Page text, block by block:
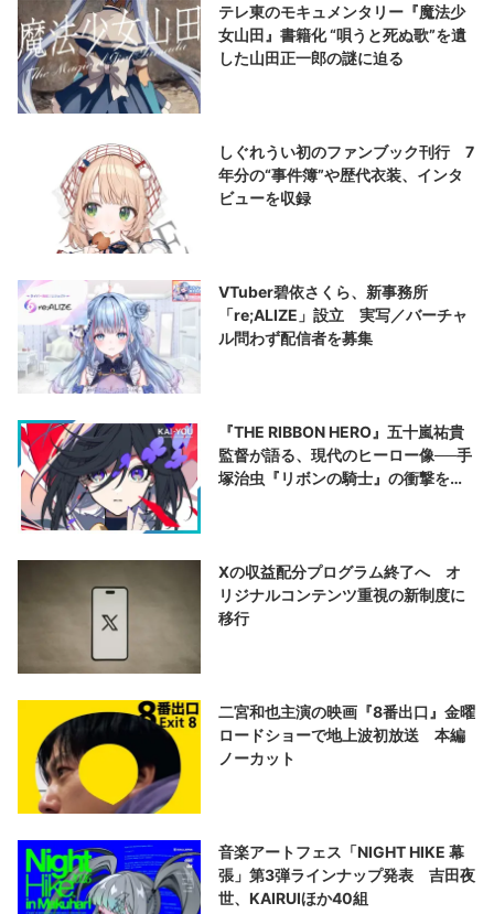
テレ東のモキュメンタリー『魔法少
女山田』書籍化 “唄うと死ぬ歌”を遺
した山田正一郎の謎に迫る
しぐれうい初のファンブック刊行 7
年分の“事件簿”や歴代衣装、インタ
ビューを収録
VTuber碧依さくら、新事務所
「re;ALIZE」設立 実写／バーチャ
ル問わず配信者を募集
『THE RIBBON HERO』五十嵐祐貴
監督が語る、現代のヒーロー像──手
塚治虫『リボンの騎士』の衝撃を再
Xの収益配分プログラム終了へ オ
リジナルコンテンツ重視の新制度に
移行
二宮和也主演の映画『8番出口』金曜
ロードショーで地上波初放送 本編
ノーカット
音楽アートフェス「NIGHT HIKE 幕
張」第3弾ラインナップ発表 吉田夜
世、KAIRUIほか40組